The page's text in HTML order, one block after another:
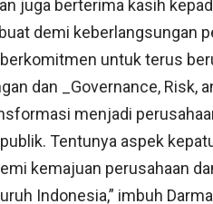
juga berterima kasih
demi keberlangsungan
untuk terus
dan _Governance, Risk,
menjadi
Tentunya aspek
kemajuan perusahaan
Indonesia,” imbuh